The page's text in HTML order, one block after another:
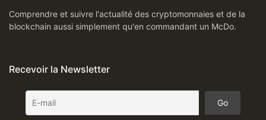
Comprendre et suivre l'actualité des cryptomonnaies et de la
blockchain aussi simplement qu'en commandant un McDo.
Recevoir la Newsletter